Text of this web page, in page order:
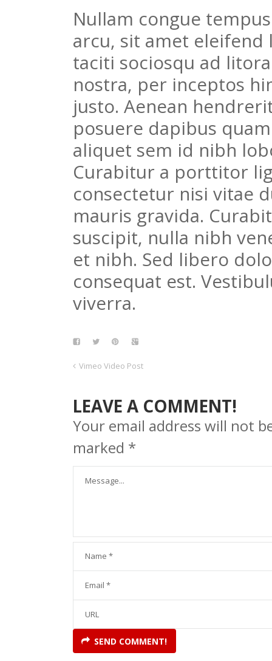
Nullam congue
arcu, sit amet eleifend
taciti sociosqu ad
nostra, per inceptos
justo. Aenean
posuere dapibus
aliquet sem id nibh
Curabitur a porttitor
consectetur nisi vitae
mauris gravida.
suscipit, nulla nibh
et nibh. Sed libero
consequat est.
viverra.
Vimeo Video Post
LEAVE A COMMENT!
Your email address will not
marked *
SEND COMMENT!